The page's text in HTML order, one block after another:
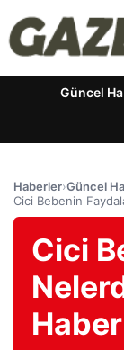
Güncel
Haberler›Güncel
Cici Bebenin
Cici